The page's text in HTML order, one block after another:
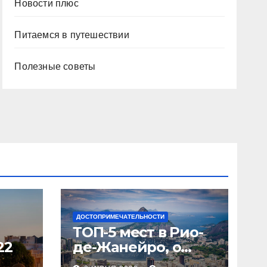
Новости плюс
Питаемся в путешествии
Полезные советы
ДОСТОПРИМЕЧАТЕЛЬНОСТИ
ТОП-5 мест в Рио-
де-Жанейро, о
которых вы не